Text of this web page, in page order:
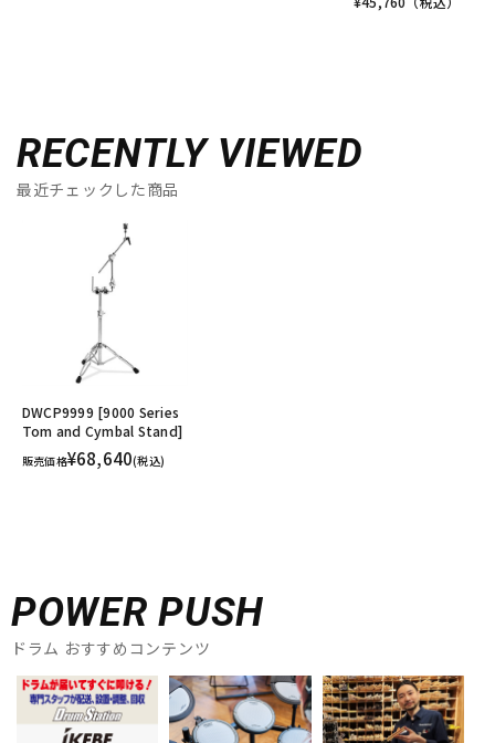
RECENTLY VIEWED
最近チェックした商品
DWCP9999 [9000 Series
Tom and Cymbal Stand]
販売価格¥68,640(税込)
POWER PUSH
ドラム おすすめコンテンツ